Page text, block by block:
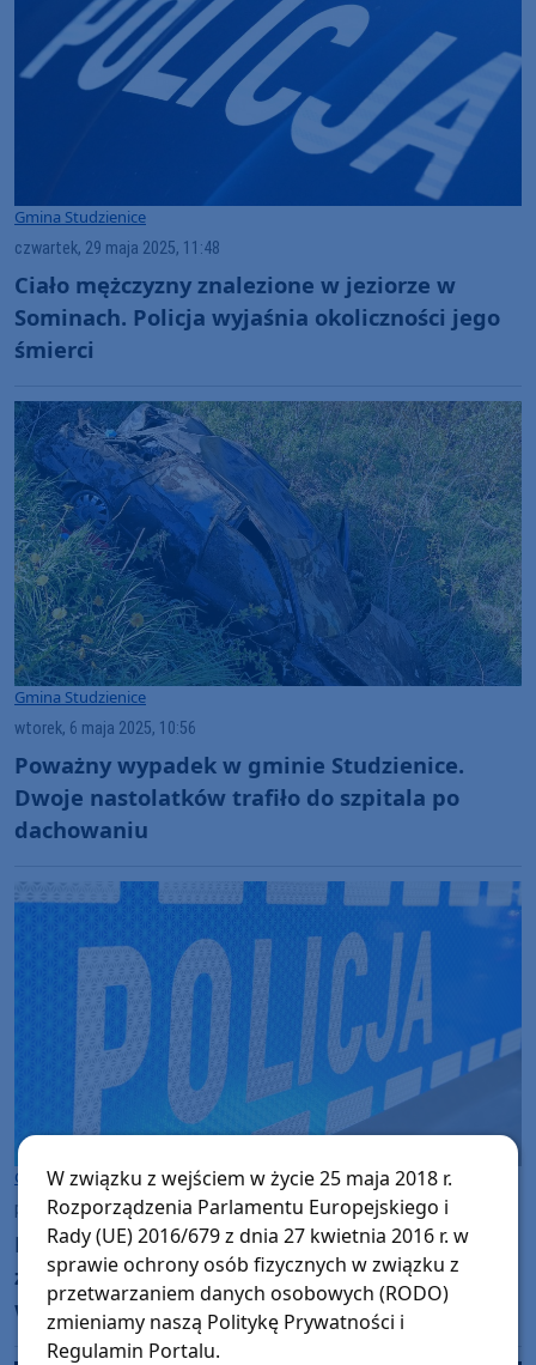
Gmina Studzienice
czwartek, 29 maja 2025, 11:48
Ciało mężczyzny znalezione w jeziorze w
Sominach. Policja wyjaśnia okoliczności jego
śmierci
Gmina Studzienice
wtorek, 6 maja 2025, 10:56
Poważny wypadek w gminie Studzienice.
Dwoje nastolatków trafiło do szpitala po
dachowaniu
Gmina Studzienice
poniedziałek, 28 kwietnia 2025, 11:21
Bytowscy policjanci zatrzymali kierowcę z
zakazem prowadzenia. Mężczyzna był pod
wpływem marihuany
W związku z wejściem w życie 25 maja 2018 r.
Rozporządzenia Parlamentu Europejskiego i
Rady (UE) 2016/679 z dnia 27 kwietnia 2016 r. w
sprawie ochrony osób fizycznych w związku z
przetwarzaniem danych osobowych (RODO)
zmieniamy naszą Politykę Prywatności i
Regulamin Portalu.